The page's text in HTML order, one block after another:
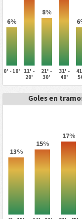
6%
8%
0' - 10'
11' -
20'
21' -
30'
31' -
40'
Goles en
13%
15%
17%